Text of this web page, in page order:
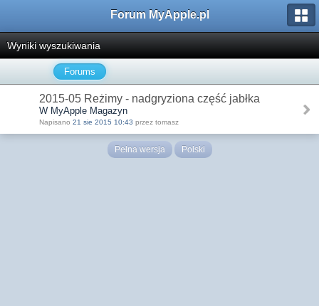
Forum MyApple.pl
Wyniki wyszukiwania
Forums
2015-05 Reżimy - nadgryziona część jabłka
W MyApple Magazyn
Napisano 21 sie 2015 10:43 przez tomasz
Pełna wersja Polski